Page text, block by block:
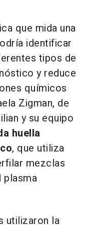
que mida una
identificar
tipos de
y reduce
químicos
Zigman, de
y su equipo
huella
, que utiliza
mezclas
plasma
utilizaron la